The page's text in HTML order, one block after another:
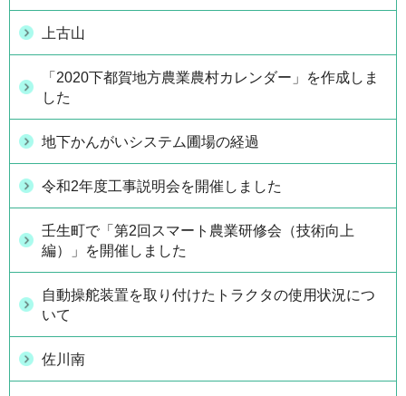
上古山
「2020下都賀地方農業農村カレンダー」を作成しま
した
地下かんがいシステム圃場の経過
令和2年度工事説明会を開催しました
壬生町で「第2回スマート農業研修会（技術向上
編）」を開催しました
自動操舵装置を取り付けたトラクタの使用状況につ
いて
佐川南